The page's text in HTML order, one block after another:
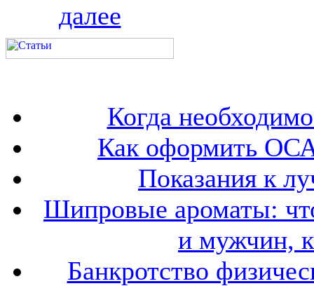
далее
Когда
Как оформить
Показания к
Шипровые ароматы:
и мужчин,
Банкротство